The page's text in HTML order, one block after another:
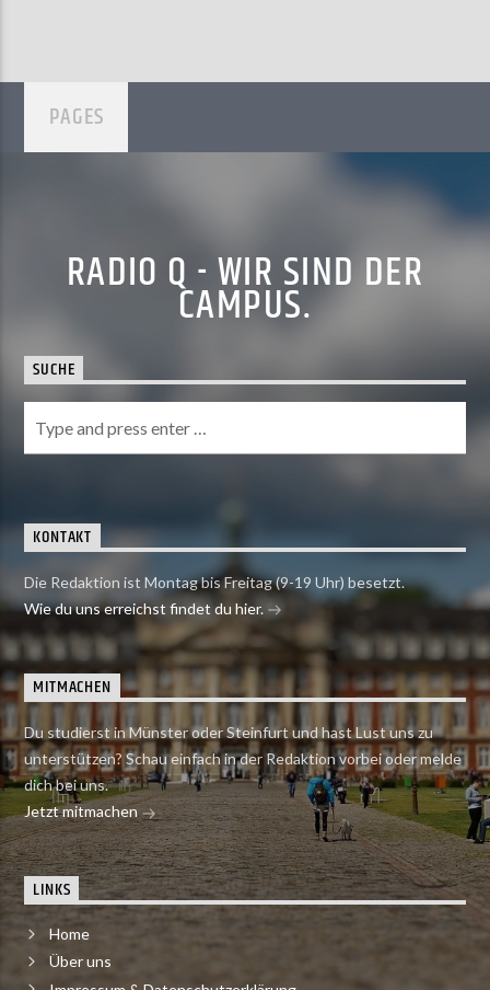
PAGES
RADIO Q - WIR SIND DER
CAMPUS.
SUCHE
KONTAKT
Die Redaktion ist Montag bis Freitag (9-19 Uhr) besetzt.
Wie du uns erreichst findet du hier.
MITMACHEN
Du studierst in Münster oder Steinfurt und hast Lust uns zu
unterstützen? Schau einfach in der Redaktion vorbei oder melde
dich bei uns.
Jetzt mitmachen
LINKS
Home
Über uns